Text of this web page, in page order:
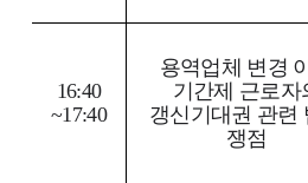
16:40
~17:40
용역업체 변경
기간제 근로자
갱신기대권 관련
쟁점